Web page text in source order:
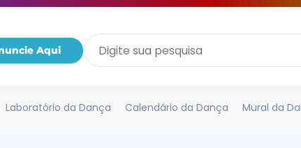
Aqui
Laboratório da Dança Calendário da Dança Mural da